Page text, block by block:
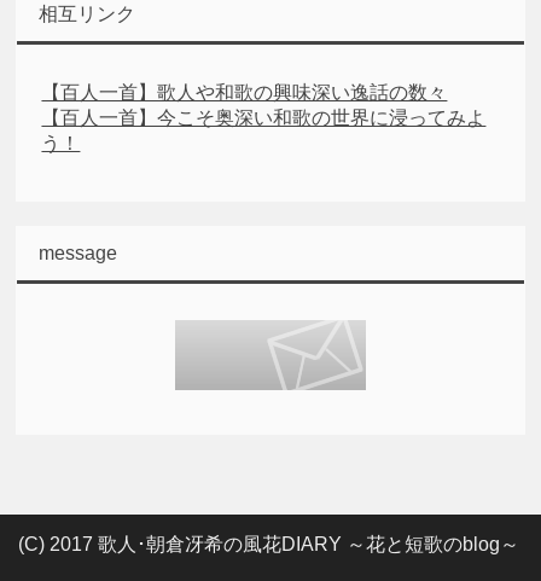
相互リンク
【百人一首】歌人や和歌の興味深い逸話の数々
【百人一首】今こそ奥深い和歌の世界に浸ってみよ
う！
message
(C) 2017 歌人･朝倉冴希の風花DIARY ～花と短歌のblog～